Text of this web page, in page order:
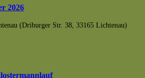
2026
(Driburger Str. 38, 33165 Lichtenau)